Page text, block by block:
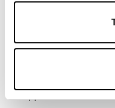
meny som passar både
Kokta kräftor med